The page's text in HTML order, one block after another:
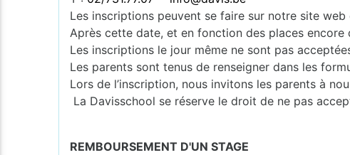
Les inscriptions peuvent se faire sur notre site
Après cette date, et en fonction des places
Les inscriptions le jour même ne sont pas
Les parents sont tenus de renseigner dans les
Lors de l’inscription, nous invitons les parents à
La Davisschool se réserve le droit de ne pas
REMBOURSEMENT D'UN STAGE